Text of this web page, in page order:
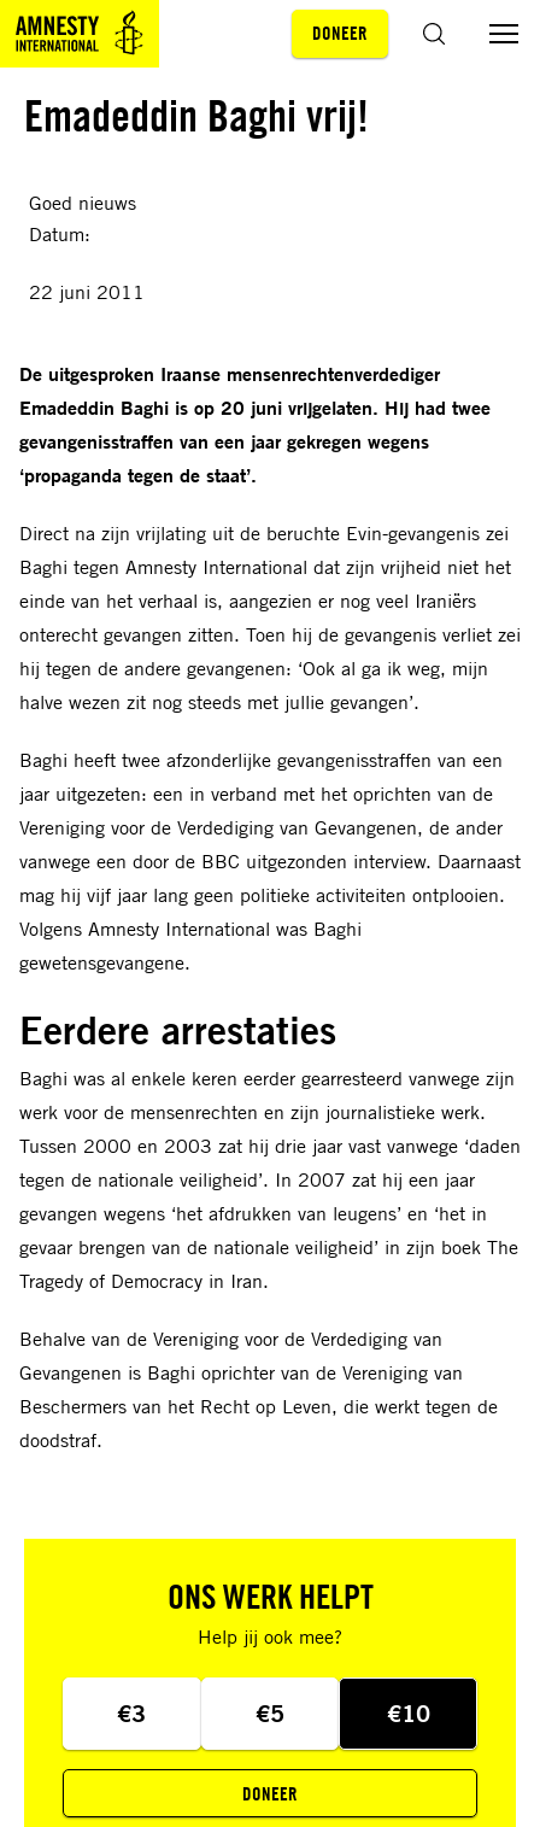
Sla navigatie over
DONEER
Goed nieuws
Datum:
22 juni 2011
Emadeddin Baghi vrij!
De uitgesproken Iraanse mensenrechtenverdediger
Emadeddin Baghi is op 20 juni vrijgelaten. Hij had twee
gevangenisstraffen van een jaar gekregen wegens
‘propaganda tegen de staat’.
Direct na zijn vrijlating uit de beruchte Evin-gevangenis zei
Baghi tegen Amnesty International dat zijn vrijheid niet het
einde van het verhaal is, aangezien er nog veel Iraniërs
onterecht gevangen zitten. Toen hij de gevangenis verliet zei
hij tegen de andere gevangenen: ‘Ook al ga ik weg, mijn
halve wezen zit nog steeds met jullie gevangen’.
Baghi heeft twee afzonderlijke gevangenisstraffen van een
jaar uitgezeten: een in verband met het oprichten van de
Vereniging voor de Verdediging van Gevangenen, de ander
vanwege een door de BBC uitgezonden interview. Daarnaast
mag hij vijf jaar lang geen politieke activiteiten ontplooien.
Volgens Amnesty International was Baghi
gewetensgevangene.
Eerdere arrestaties
Baghi was al enkele keren eerder gearresteerd vanwege zijn
werk voor de mensenrechten en zijn journalistieke werk.
Tussen 2000 en 2003 zat hij drie jaar vast vanwege ‘daden
tegen de nationale veiligheid’. In 2007 zat hij een jaar
gevangen wegens ‘het afdrukken van leugens’ en ‘het in
gevaar brengen van de nationale veiligheid’ in zijn boek The
Tragedy of Democracy in Iran.
Behalve van de Vereniging voor de Verdediging van
Gevangenen is Baghi oprichter van de Vereniging van
Beschermers van het Recht op Leven, die werkt tegen de
doodstraf.
ONS WERK HELPT
Help jij ook mee?
€3 €5 €10
DONEER